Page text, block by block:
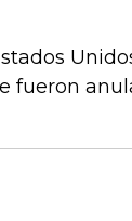
fueron